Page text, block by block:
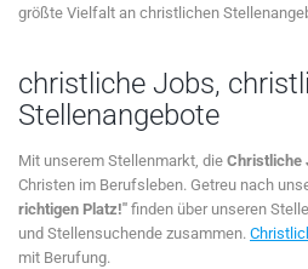
größte Vielfalt an christlichen
christliche Jobs,
Stellenangebote
Mit unserem Stellenmarkt, die Christliche
Christen im Berufsleben. Getreu nach
richtigen Platz!" finden über unseren
und Stellensuchende zusammen.
mit Berufung.